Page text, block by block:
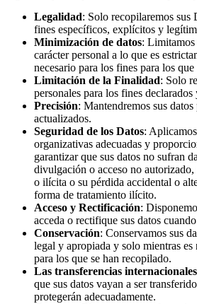
Legalidad: Solo recopilaremos sus
fines específicos, explícitos y
Minimización de datos: Limitamos
carácter personal a lo que es
necesario para los fines para los
Limitación de la Finalidad: Solo
personales para los fines declarados
Precisión: Mantendremos sus
actualizados.
Seguridad de los Datos:
organizativas adecuadas y
garantizar que sus datos no sufran
divulgación o acceso no
o ilícita o su pérdida accidental o
forma de tratamiento ilícito.
Acceso y Rectificación:
acceda o rectifique sus datos
Conservación: Conservamos sus
legal y apropiada y solo mientras es
para los que se han recopilado.
Las transferencias internacionales
que sus datos vayan a ser
protegerán adecuadamente.